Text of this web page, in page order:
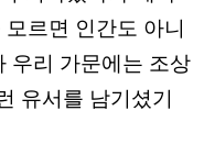
르면 인간도 아니
우리 가문에는 조상
유서를 남기셨기